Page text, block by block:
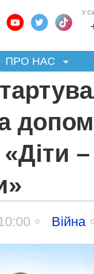
У
ПРО НАС
–
Війна